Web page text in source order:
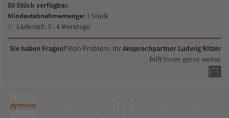
50 Stück verfügbar.
Mindestabnahmemenge: 1 Stück
Lieferzeit: 3 - 4 Werktage
Sie haben Fragen? Kein Problem. IhrAnsprechpartner Ludwig Ritzer
hilft Ihnen gerne weiter.